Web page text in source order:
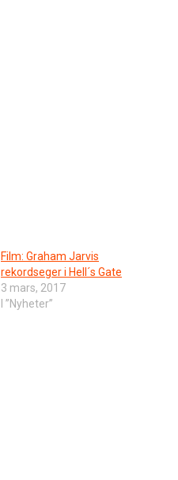
Film: Graham Jarvis
rekordseger i Hell´s Gate
3 mars, 2017
I ”Nyheter”